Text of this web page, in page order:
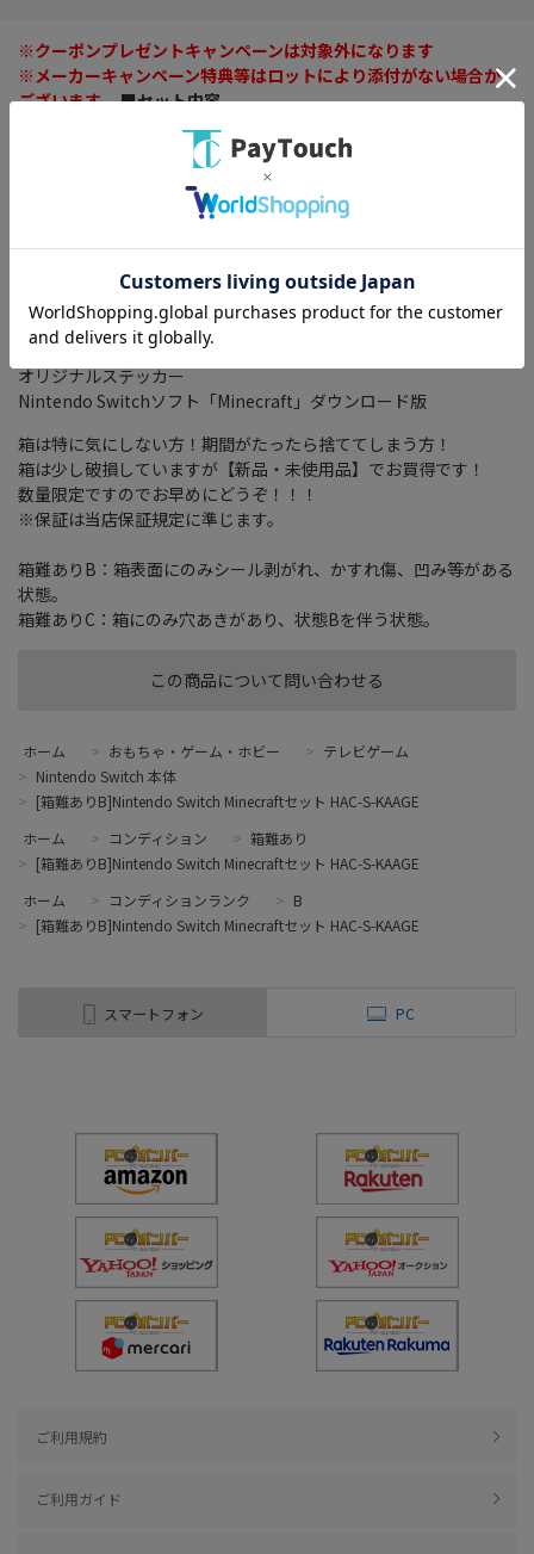
この商品について問い合わせる
※クーポンプレゼントキャンペーンは対象外になります
※メーカーキャンペーン特典等はロットにより添付がない場合が
ございます。■セット内容
Nintendo Switch本体×1台
Nintendo Switchドッグ×1個
Joy-Con(L) グレー×1本
Joy-Con(R) グレー×1本
Nintendo Switchドッグ×1個
Joy-Conグリップ×1個
Nintendo Switch ACアダプター×1個
Joy-Conストラップ ブラック×2個
ハイスピードHDMIケーブル×1本
セーフティガイド
オリジナルステッカー
Nintendo Switchソフト「Minecraft」ダウンロード版
箱は特に気にしない方！期間がたったら捨ててしまう方！
箱は少し破損していますが【新品・未使用品】でお買得です！
数量限定ですのでお早めにどうぞ！！！
※保証は当店保証規定に準じます。
箱難ありB：箱表面にのみシール剥がれ、かすれ傷、凹み等がある
状態。
箱難ありC：箱にのみ穴あきがあり、状態Bを伴う状態。
ホーム > おもちゃ・ゲーム・ホビー > テレビゲーム
> Nintendo Switch 本体
> [箱難ありB]Nintendo Switch Minecraftセット HAC-S-KAAGE
ホーム
> コンディション > 箱難あり
> [箱難ありB]Nintendo Switch Minecraftセット HAC-S-KAAGE
ホーム
> コンディションランク > B
> [箱難ありB]Nintendo Switch Minecraftセット HAC-S-KAAGE
スマートフォン PC
ご利用規約
ご利用ガイド